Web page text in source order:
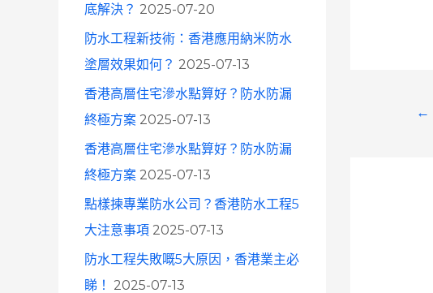
底解決？ 2025-07-20
防水工程新技術：香港應用納米防水
塗層效果如何？ 2025-07-13
香港高層住宅滲水點算好？防水防漏
終極方案 2025-07-13
香港高層住宅滲水點算好？防水防漏
終極方案 2025-07-13
點樣揀專業防水公司？香港防水工程5
大注意事項 2025-07-13
防水工程失敗嘅5大原因，香港業主必
睇！
2025-07-13
←